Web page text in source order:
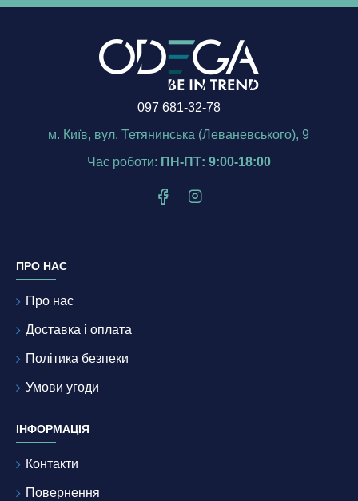
097 681-32-78
м. Київ, вул. Тетянинська (Леваневського), 9
Час роботи: ПН-ПТ: 9:00-18:00
ПРО НАС
Про нас
Доставка і оплата
Політика безпеки
Умови угоди
ІНФОРМАЦІЯ
Контакти
Повернення